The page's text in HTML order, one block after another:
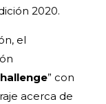
2020.
el
” con
acerca de